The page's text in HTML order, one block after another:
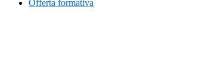
Offerta formativa